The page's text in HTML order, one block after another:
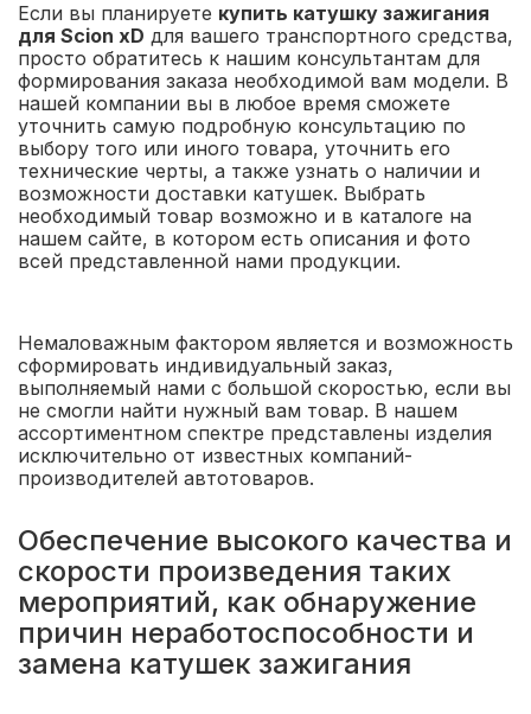
Если вы планируете купить катушку зажигания
для Scion xD для вашего транспортного средства,
просто обратитесь к нашим консультантам для
формирования заказа необходимой вам модели. В
нашей компании вы в любое время сможете
уточнить самую подробную консультацию по
выбору того или иного товара, уточнить его
технические черты, а также узнать о наличии и
возможности доставки катушек. Выбрать
необходимый товар возможно и в каталоге на
нашем сайте, в котором есть описания и фото
всей представленной нами продукции.
Немаловажным фактором является и возможность
сформировать индивидуальный заказ,
выполняемый нами с большой скоростью, если вы
не смогли найти нужный вам товар. В нашем
ассортиментном спектре представлены изделия
исключительно от известных компаний-
производителей автотоваров.
Обеспечение высокого качества и
скорости произведения таких
мероприятий, как обнаружение
причин неработоспособности и
замена катушек зажигания